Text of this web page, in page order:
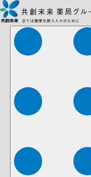
株式会社ファーマみらい